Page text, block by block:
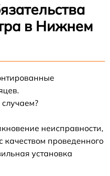
в Нижнем
неисправности,
качеством проведенного
установка